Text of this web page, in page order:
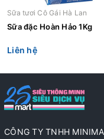
Sữa tươi Cô Gái Hà Lan
Sữa đặc Hoàn Hảo 1Kg
Liên hệ
CÔNG TY TNHH